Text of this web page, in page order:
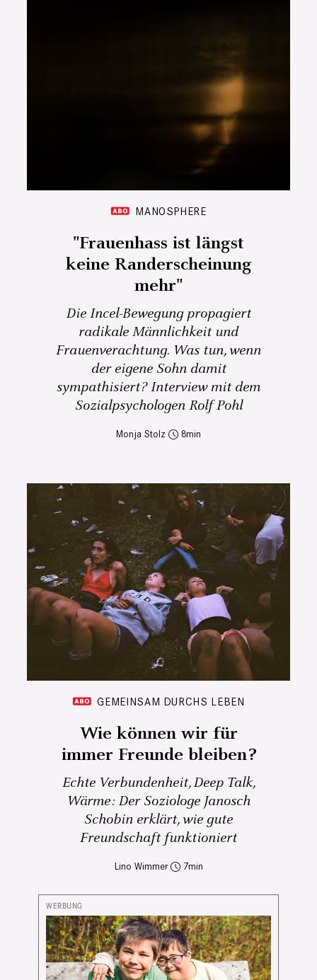
MANOSPHERE
"Frauenhass ist längst
keine Randerscheinung
mehr"
Die Incel-Bewegung propagiert
radikale Männlichkeit und
Frauenverachtung. Was tun, wenn
der eigene Sohn damit
sympathisiert? Interview mit dem
Sozialpsychologen Rolf Pohl
Monja Stolz 8
GEMEINSAM DURCHS LEBEN
Wie können wir für
immer Freunde bleiben?
Echte Verbundenheit, Deep Talk,
Wärme: Der Soziologe Janosch
Schobin erklärt, wie gute
Freundschaft funktioniert
Lino Wimmer 7